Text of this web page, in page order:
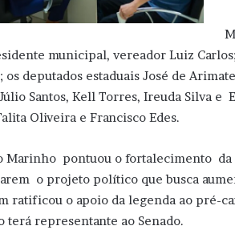
municipal, vereador Luiz
os deputados estaduais José de
Santos, Kell Torres, Ireuda Silva
Oliveira e Francisco Edes.
Marinho pontuou o fortalecimento da
o projeto político que busca
ratificou o apoio da legenda ao pré-
terá representante ao Senado.